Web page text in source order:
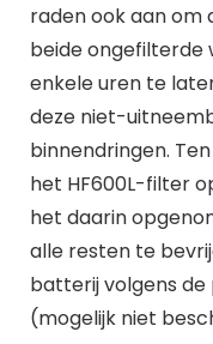
raden ook aan om
beide ongefilterde
enkele uren te
deze niet-
binnendringen.
het HF600L-filter
het daarin
alle resten te
batterij volgens de
(mogelijk niet